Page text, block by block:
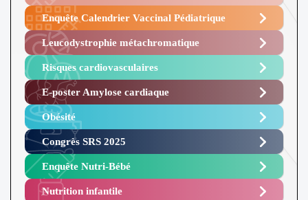
Enquête Calendrier Vaccinal Pédiatrique
Leucodystrophie métachromatique
Risques cardiovasculaires
E-poster Amylose cardiaque ​
Obésité ​
Congrès SRS 2025 ​
Enquête Nutri-Bébé ​
Nutrition infantile